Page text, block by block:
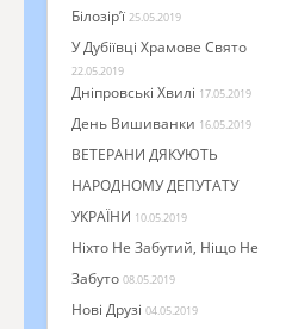
Білозір’ї 25.05.2019
У Дубіївці Храмове Свято
22.05.2019
Дніпровські Хвилі 17.05.2019
День Вишиванки 16.05.2019
ВЕТЕРАНИ ДЯКУЮТЬ
НАРОДНОМУ ДЕПУТАТУ
УКРАЇНИ 10.05.2019
Ніхто Не Забутий, Ніщо Не
Забуто 08.05.2019
Нові Друзі 04.05.2019